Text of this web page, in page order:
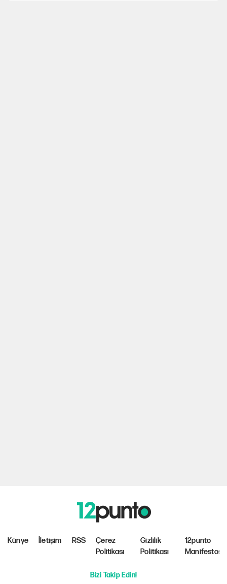
Künye İletişim RSS
Çerez
Politikası
Gizlilik
Politikası
12punto
Manifestosu
Bizi Takip Edin!